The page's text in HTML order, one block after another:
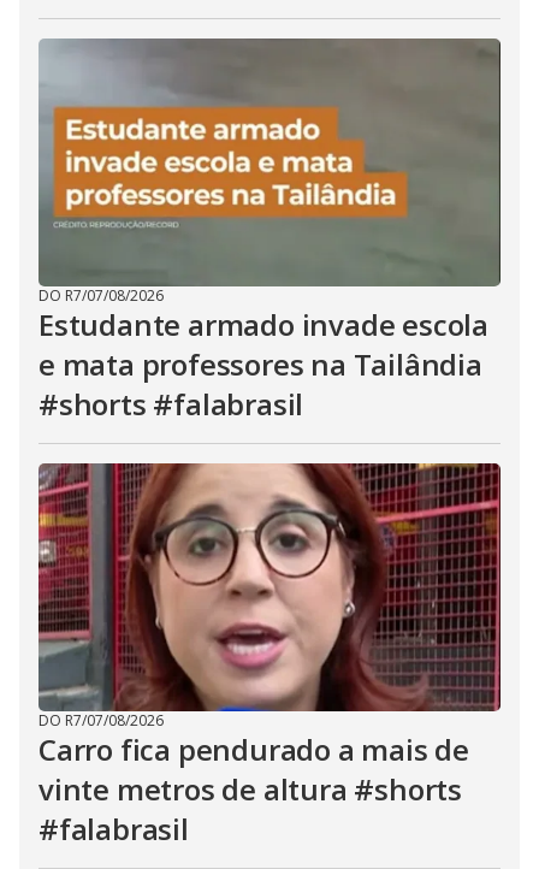
DO R7/07/08/2026
Estudante armado invade escola
e mata professores na Tailândia
#shorts #falabrasil
DO R7/07/08/2026
Carro fica pendurado a mais de
vinte metros de altura #shorts
#falabrasil